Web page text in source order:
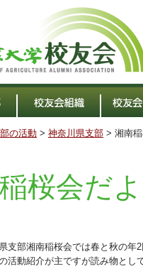
の活動 > 神奈川県支部 > 湘南
桜会だよ
支部湘南稲桜会では春と秋の年
活動紹介が主ですが読み物とし